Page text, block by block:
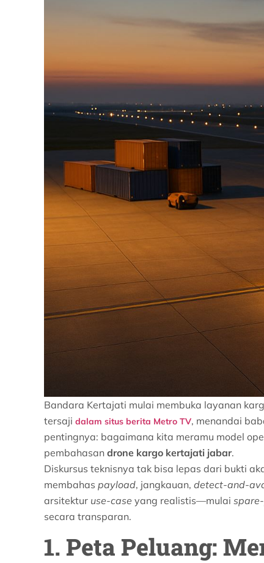
Bandara Kertajati mulai membuka layanan
tersaji dalam situs berita Metro TV, menandai
pentingnya: bagaimana kita meramu model
pembahasan drone kargo kertajati jabar.
Diskursus teknisnya tak bisa lepas dari bukti
membahas payload, jangkauan, detect-and-
arsitektur use-case yang realistis—mulai
secara transparan.
1. Peta Peluang: